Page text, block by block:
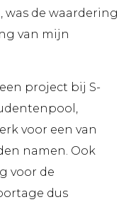
was de waardering
van mijn
project bij S-
voor een van
namen. Ook
voor de
dus